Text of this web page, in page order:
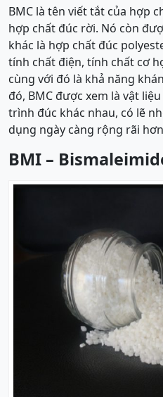
BMC là tên viết tắt của hợp
hợp chất đúc rời. Nó còn
khác là hợp chất đúc
tính chất điện, tính chất cơ
cùng với đó là khả năng
đó, BMC được xem là vật
trình đúc khác nhau, có lẽ
dụng ngày càng rộng rãi
BMI –